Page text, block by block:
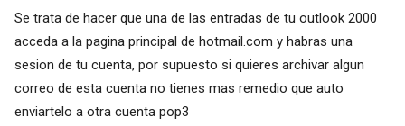
Se trata de hacer que una de las entradas de tu outlook 2000
acceda a la pagina principal de hotmail.com y habras una
sesion de tu cuenta, por supuesto si quieres archivar algun
correo de esta cuenta no tienes mas remedio que auto
enviartelo a otra cuenta pop3